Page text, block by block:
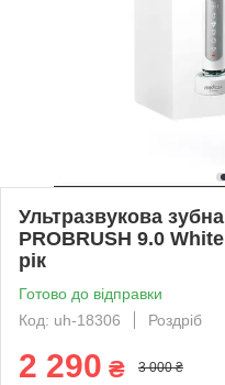
Ультразвукова
PROBRUSH 9.0
рік
Готово до відправки
Код: uh-18306
Роздріб
2 290 ₴ 3 000 ₴